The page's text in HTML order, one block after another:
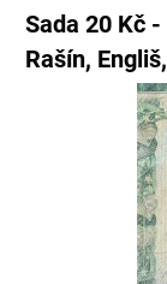
Sada 20 Kč
Rašín,